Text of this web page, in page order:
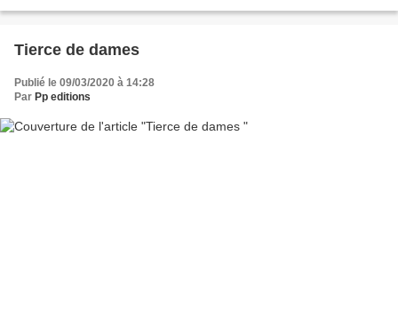
Tierce de dames
Publié le 09/03/2020 à 14:28
Par Pp editions